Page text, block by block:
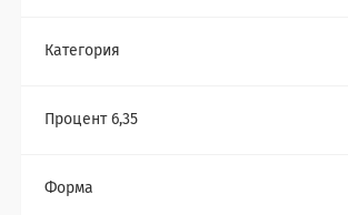
Категория
Процент 6,35
Форма